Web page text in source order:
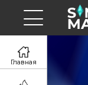
Главная